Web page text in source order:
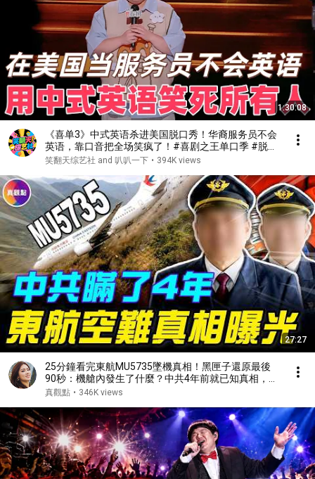
1:30:08
《喜单3》中式英语杀进美国脱口秀！华裔服务员不会
英语，靠口音把全场笑疯了！#喜剧之王单口季 #脱口
秀 #搞笑 #喜剧 #funny #综艺
笑翻天综艺社 and 叭叭一下 • 394K views
27:27
25分鐘看完東航MU5735墜機真相！黑匣子還原最後
90秒：機艙內發生了什麼？中共4年前就已知真相，為
何隱瞞不敢說？#真飛 #真觀點
真觀點 • 346K views